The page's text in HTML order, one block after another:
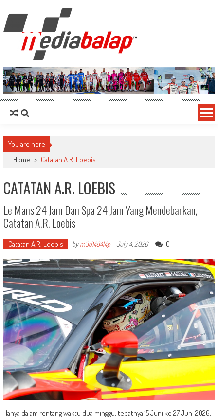
MediaBalap.com | Informasi Balap
Terupdate
Seputar MotoGP GP2 GP3 F2 F3 SERI ASIA LMP2 F1 dll
You are here
Home > Catatan A.R. Loebis
CATATAN A.R. LOEBIS
Le Mans 24 Jam Dan Spa 24 Jam Yang Mendebarkan,
Catatan A.R. Loebis
Catatan A.R. Loebis bym3d1484l4p-July 4, 2026 0
Hanya dalam rentang waktu dua minggu, tepatnya 15 Juni ke 27 Juni 2026,